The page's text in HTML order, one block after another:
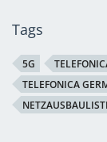
Tags
5G
TELEFONICA